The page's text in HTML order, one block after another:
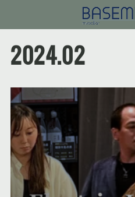
2024.02